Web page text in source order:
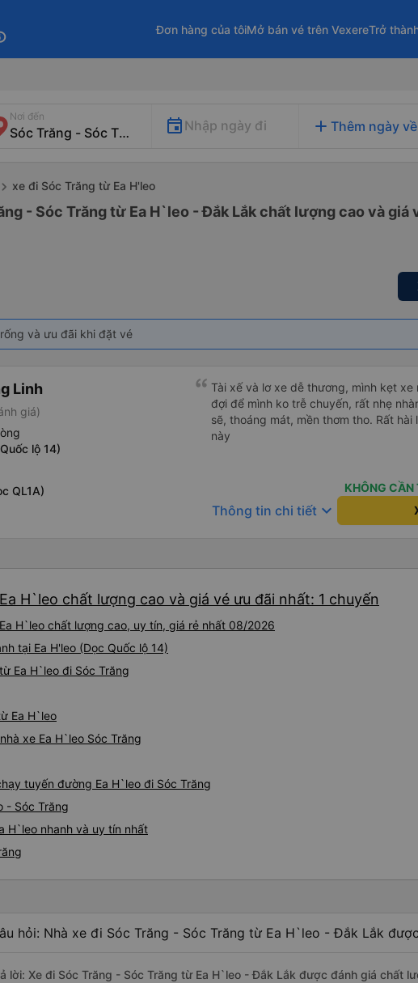
Đơn hàng của tôiMở bán vé trên VexereTrở
Nơi đến
Nhập ngày đi add Thêm ngày về
xe đi Sóc Trăng từ Ea H'leo
- Sóc Trăng từ Ea H`leo - Đắk Lắk chất lượng cao và giá
và ưu đãi khi đặt vé
Linh
giá)
lộ 14)
QL1A)
Tài xế và lơ xe dễ thương, mình kẹt
đợi để mình ko trễ chuyến, rất nhẹ
sẽ, thoáng mát, mền thơm tho. Rất
này
KHÔNG CẦN
Thông tin chi tiết keyboard_arrow_down
H`leo chất lượng cao và giá vé ưu đãi nhất: 1 chuyến
H`leo chất lượng cao, uy tín, giá rẻ nhất 08/2026
tại Ea H'leo (Dọc Quốc lộ 14)
Ea H`leo đi Sóc Trăng
Ea H`leo
xe Ea H`leo Sóc Trăng
tuyến đường Ea H`leo đi Sóc Trăng
- Sóc Trăng
H`leo nhanh và uy tín nhất
hỏi: Nhà xe đi Sóc Trăng - Sóc Trăng từ Ea H`leo - Đắk Lắk
lời: Xe đi Sóc Trăng - Sóc Trăng từ Ea H`leo - Đắk Lắk được đánh giá chất